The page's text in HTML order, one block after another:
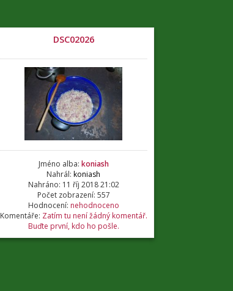
DSC02026
Jméno alba: koniash
Nahrál: koniash
Nahráno: 11 říj 2018 21:02
Počet zobrazení: 557
Hodnocení: nehodnoceno
Komentáře: Zatím tu není žádný komentář.
Buďte první, kdo ho pošle.